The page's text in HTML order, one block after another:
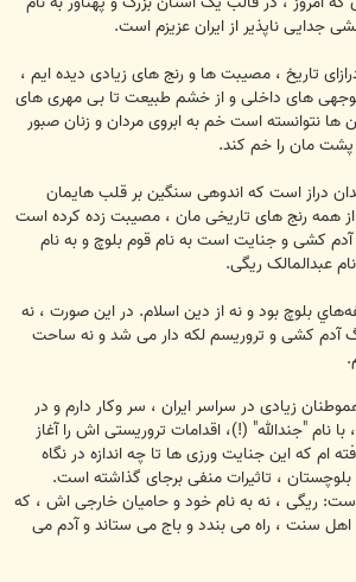
جدایی ناپذیر از ایران عزیزم است.
تاریخ ، مصیبت ها و رنج های زیادی دیده ایم ،
های داخلی و از خشم طبیعت تا بی مهری های
ها نتوانسته است خم به ابروی مردان و زنان صبور
پشت مان را خم کند.
دراز است که اندوهی سنگین بر قلب هایمان
همه رنج های تاریخی مان ، مصیبت زده کرده است
آدم کشی و جنایت است به نام قوم بلوچ و به نام
عبدالمالک ریگی.
بلوچ بود و نه از دین اسلام. در این صورت ، نه
آدم کشی و تروریسم لکه دار می شد و نه ساحت
زیادی در سراسر ایران ، سر وکار دارم و در
نام "جندالله" (!)، اقدامات تروریستی اش را آغاز
ام که این جنایت ورزی ها تا چه اندازه در نگاه
، تاثیرات منفی برجای گذاشته است.
ریگی ، نه به نام خود و حامیان خارجی اش ، که
اهل سنت ، راه می بندد و باج می ستاند و آدم می